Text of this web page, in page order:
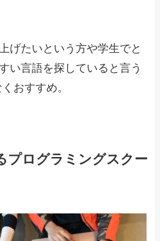
げたいという方や学生でと
い言語を探していると言う
おすすめ。
プログラミングスクー